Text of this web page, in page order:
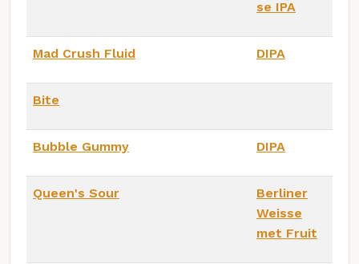
se IPA
Mad Crush Fluid DIPA
Bite
Bubble Gummy DIPA
Queen's Sour
Berliner
Weisse
met Fruit